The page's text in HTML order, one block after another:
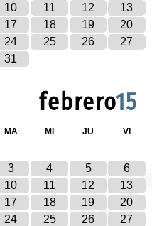
10 11 12 13
17 18 19 20
24 25 26 27
31
febrero15
MA MI JU VI
3 4 5 6
10 11 12 13
17 18 19 20
24 25 26 27